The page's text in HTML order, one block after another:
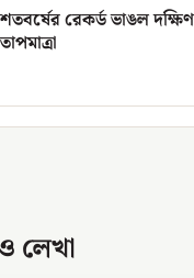
শতবর্ষের রেকর্ড ভাঙল
তাপমাত্রা
লেখা